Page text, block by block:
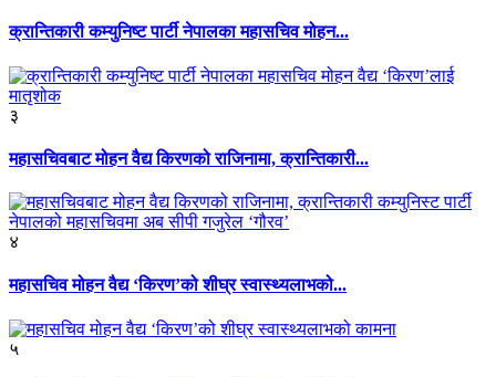
क्रान्तिकारी कम्युनिष्ट पार्टी नेपालका महासचिव मोहन...
३
महासचिवबाट मोहन वैद्य किरणको राजिनामा, क्रान्तिकारी...
४
महासचिव मोहन वैद्य ‘किरण’को शीघ्र स्वास्थ्यलाभको...
५